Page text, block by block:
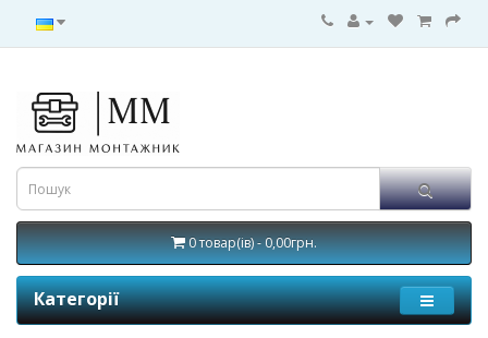
0 товар(ів) - 0,00грн.
Категорії